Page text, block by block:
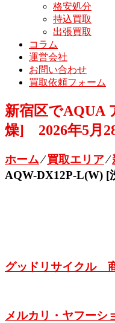
格安処分
持込買取
出張買取
コラム
運営会社
お問い合わせ
買取依頼フォーム
新宿区でAQUA
燥] 2026年5月
ホーム⁄買取エリア⁄
AQW-DX12P-L(W)
グッドリサイクル
メルカリ・ヤフー